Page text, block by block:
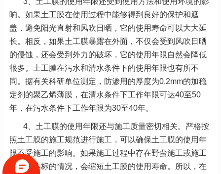
响。如果土工膜在使用过程中能够得到良好的保护和遮
盖，避免阳光直射和风吹日晒，它的使用寿命可以大大延
长。相反，如果土工膜暴露在外面，不仅会受到风吹日晒
的侵蚀，还会受到外力的破坏，它的使用年限自然会降低
很多。土工膜在污水和清水条件下的使用年限也有所不
同。据有关科研单位测定，防渗用的厚度为0.2mm的加稳
定剂的聚乙烯薄膜，在清水条件下工作年限可达40至50
年，在污水条件下工作年限为30至40年。
4、土工膜的使用年限还与施工质量密切相关。严格按
照土工膜的施工规范进行施工，可以确保土工膜的使用年
限不受施工的影响。如果施工过程中存在野蛮施工或施工
质量不达标的情况，会缩短土工膜的使用寿命。所以，在